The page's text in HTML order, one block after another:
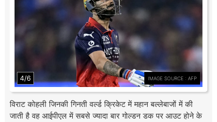
4/6 IMAGE SOURCE : AFP
विराट कोहली जिनकी गिनती वर्ल्ड क्रिकेट में महान बल्लेबाजों में की
जाती है वह आईपीएल में सबसे ज्यादा बार गोल्डन डक पर आउट होने के